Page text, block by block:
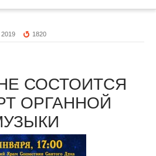
2019 1820
СОСТОИТСЯ
ОРГАННОЙ